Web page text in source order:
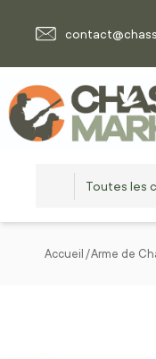
Toutes les
Accueil Arme de